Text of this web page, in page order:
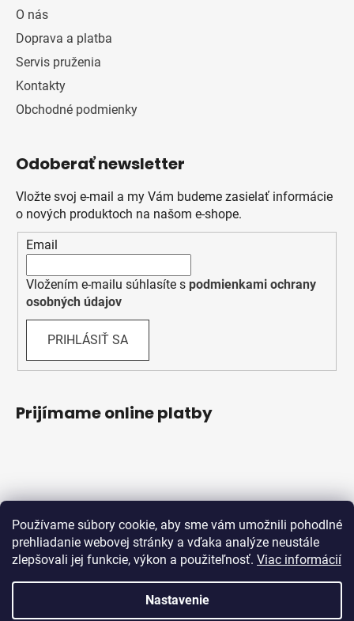
Používame súbory cookie, aby sme vám umožnili pohodlné
prehliadanie webovej stránky a vďaka analýze neustále
zlepšovali jej funkcie, výkon a použiteľnosť. Viac informácií
Nastavenie
O nás
Doprava a platba
Servis pruženia
Kontakty
Obchodné podmienky
Odoberať newsletter
Vložte svoj e-mail a my Vám budeme zasielať informácie
o nových produktoch na našom e-shope.
Email
Vložením e-mailu súhlasíte s podmienkami ochrany
osobných údajov
PRIHLÁSIŤ SA
Prijímame online platby
Obchodné podmienky
Ochrana osobných údajov